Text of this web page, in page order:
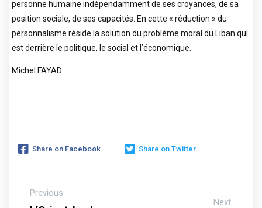
personne humaine indépendamment de ses croyances, de sa
position sociale, de ses capacités. En cette « réduction » du
personnalisme réside la solution du problème moral du Liban qui
est derrière le politique, le social et l’économique.
Michel FAYAD
Share on Facebook Share on Twitter
Previous
Next